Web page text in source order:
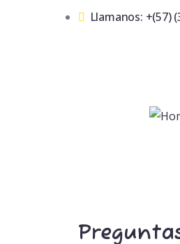
Llamanos: +(57)